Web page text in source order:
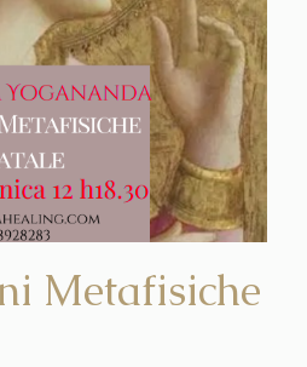
Metafisiche